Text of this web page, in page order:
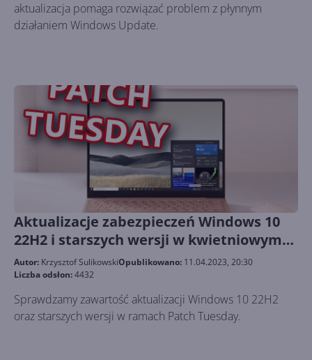
aktualizacja pomaga rozwiązać problem z płynnym
działaniem Windows Update.
Aktualizacje zabezpieczeń Windows 10
22H2 i starszych wersji w kwietniowym
Patch Tuesday
Autor: Krzysztof SulikowskiOpublikowano: 11.04.2023, 20:30
Liczba odsłon:4432
Sprawdzamy zawartość aktualizacji Windows 10 22H2
oraz starszych wersji w ramach Patch Tuesday.